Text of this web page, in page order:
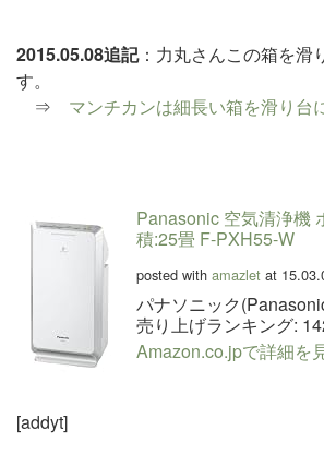
2015.05.08追記：力丸さんこの箱を滑
す。
⇒ マンチカンは細長い箱を滑り台
Panasonic 空気清浄機
積:25畳 F-PXH55-W
posted with amazlet at
パナソニック
売り上げランキング:
Amazon.co.jpで詳細を
[addyt]